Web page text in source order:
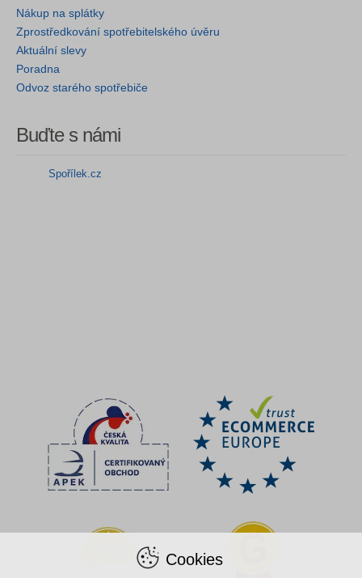
Nákup na splátky
Zprostředkování spotřebitelského úvěru
Aktuální slevy
Poradna
Odvoz starého spotřebiče
Buďte s námi
Spořílek.cz
Cookies